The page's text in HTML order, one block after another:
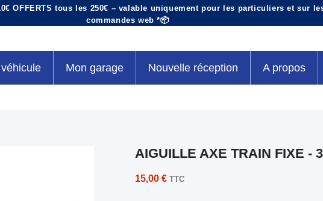
OFFERTS tous les 250€ – valable uniquement pour les particuliers et sur
commandes web *📦
Mon garage Nouvelle réception A propos
AIGUILLE AXE TRAIN FIXE -
15,00 € TTC